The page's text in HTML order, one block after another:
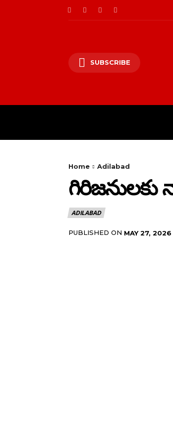
SUBSCRIBE
Home Adilabad
ADILABAD
PUBLISHED ON MAY 27, 2026